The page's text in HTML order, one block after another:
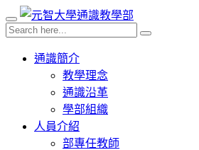
通識簡介
教學理念
通識沿革
學部組織
人員介紹
部專任教師